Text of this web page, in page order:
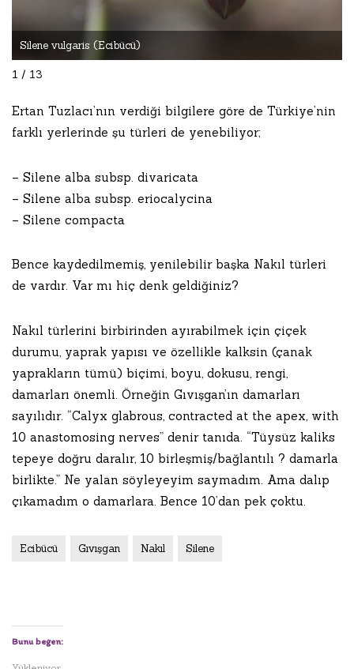
Silene vulgaris (Ecibücü)
1 / 13
Ertan Tuzlacı’nın verdiği bilgilere göre de Türkiye’nin
farklı yerlerinde şu türleri de yenebiliyor;
– Silene alba subsp. divaricata
– Silene alba subsp. eriocalycina
– Silene compacta
Bence kaydedilmemiş, yenilebilir başka Nakıl türleri
de vardır. Var mı hiç denk geldiğiniz?
Nakıl türlerini birbirinden ayırabilmek için çiçek
durumu, yaprak yapısı ve özellikle kalksin (çanak
yaprakların tümü) biçimi, boyu, dokusu, rengi,
damarları önemli. Örneğin Gıvışgan’ın damarları
sayılıdır. “Calyx glabrous, contracted at the apex, with
10 anastomosing nerves” denir tanıda. “Tüysüz kaliks
tepeye doğru daralır, 10 birleşmiş/bağlantılı ? damarla
birlikte.” Ne yalan söyleyeyim saymadım. Ama dalıp
çıkamadım o damarlara. Bence 10’dan pek çoktu.
Ecibücü Gıvışgan Nakıl Silene
Bunu beğen: